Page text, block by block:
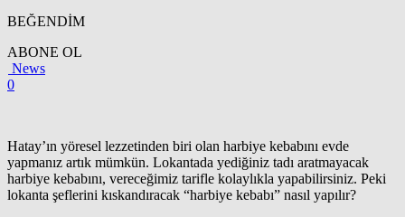
BEĞENDİM
ABONE OL
News
0
Hatay’ın yöresel lezzetinden biri olan harbiye kebabını evde
yapmanız artık mümkün. Lokantada yediğiniz tadı aratmayacak
harbiye kebabını, vereceğimiz tarifle kolaylıkla yapabilirsiniz. Peki
lokanta şeflerini kıskandıracak “harbiye kebabı” nasıl yapılır?